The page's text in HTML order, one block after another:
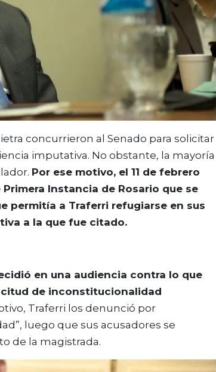
concurrieron al Senado para solicitar
imputativa. No obstante, la mayoría
Por ese motivo, el 11 de febrero
Instancia de Rosario que se
permitía a Traferri refugiarse en sus
a la que fue citado.
en una audiencia contra lo que
de inconstitucionalidad
Traferri los denunció por
luego que sus acusadores se
de la magistrada.